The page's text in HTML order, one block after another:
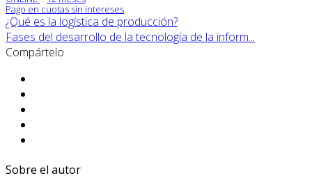
Pago en cuotas sin intereses
¿Qué es la logística de producción?
Fases del desarrollo de la tecnología de la inform...
Compártelo
Sobre el autor